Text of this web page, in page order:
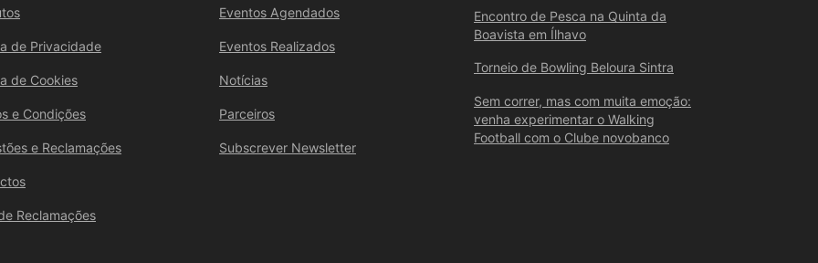
de Privacidade
de Cookies
e Condições
e Reclamações
Reclamações
Eventos Agendados
Eventos Realizados
Notícias
Parceiros
Subscrever Newsletter
Encontro de Pesca na Quinta da
Boavista em Ílhavo
Torneio de Bowling Beloura Sintra
Sem correr, mas com muita emoção:
venha experimentar o Walking
Football com o Clube novobanco